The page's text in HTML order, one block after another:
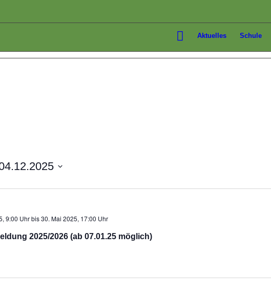
Aktuelles Schule
9:00 Uhrbis30. Mai 2025, 17:00 Uhr
2025/2026 (ab 07.01.25 möglich)